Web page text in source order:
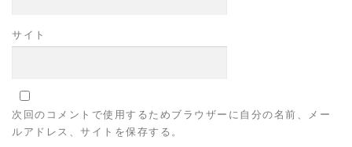
サイト
次回のコメントで使用するためブラウザーに自分の名前、メー
ルアドレス、サイトを保存する。